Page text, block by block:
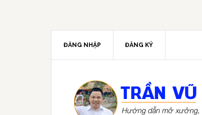
ĐĂNG NHẬP ĐĂNG KÝ